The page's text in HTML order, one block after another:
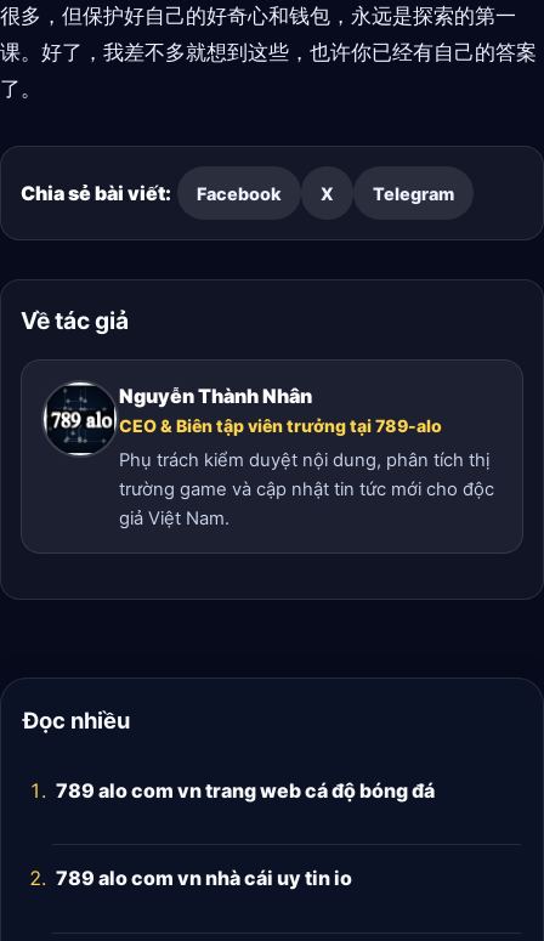
很多，但保护好自己的好奇心和钱包，永远是探索的第一
课。好了，我差不多就想到这些，也许你已经有自己的答案
了。
Chia sẻ bài viết: Facebook X Telegram
Về tác giả
Nguyễn Thành Nhân
CEO & Biên tập viên trưởng tại 789-alo
Phụ trách kiểm duyệt nội dung, phân tích thị
trường game và cập nhật tin tức mới cho độc
giả Việt Nam.
Đọc nhiều
789 alo com vn trang web cá độ bóng đá
789 alo com vn nhà cái uy tin io